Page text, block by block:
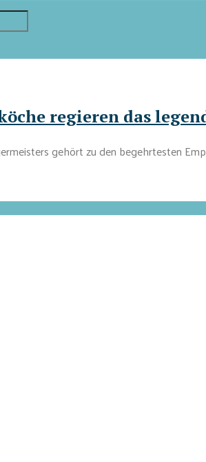
regieren das
gehört zu den begehrtesten